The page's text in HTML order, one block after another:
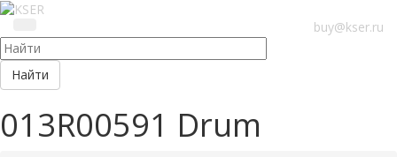
buy@kser.ru
Найти
013R00591 Drum